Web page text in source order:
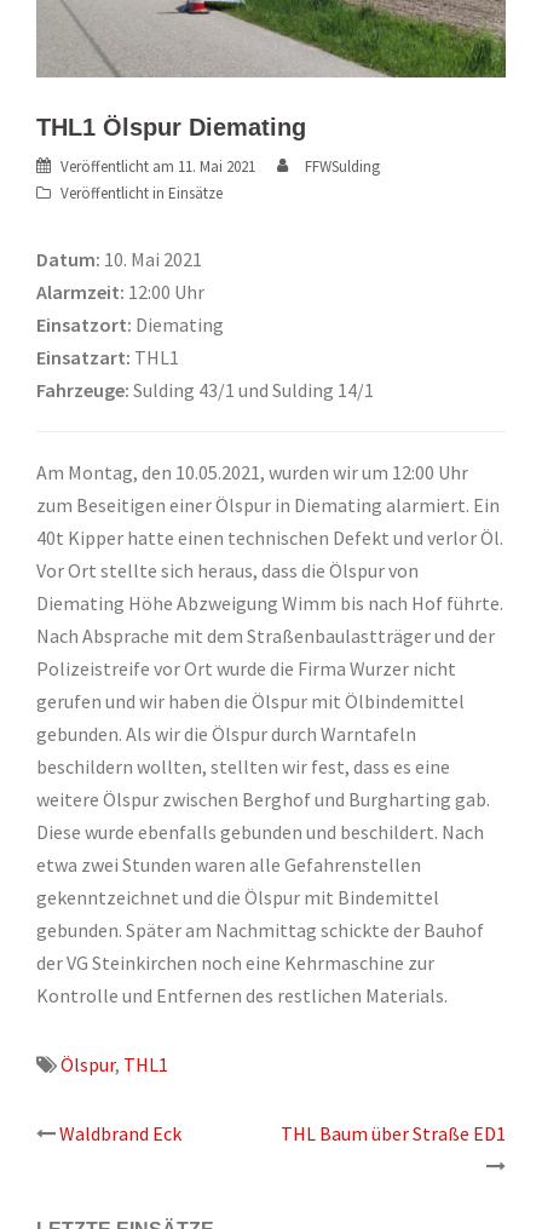
THL1 Ölspur Diemating
Veröffentlicht am 11. Mai 2021
FFWSulding
Veröffentlicht in Einsätze
Datum: 10. Mai 2021
Alarmzeit: 12:00 Uhr
Einsatzort: Diemating
Einsatzart: THL1
Fahrzeuge: Sulding 43/1 und Sulding 14/1
Am Montag, den 10.05.2021, wurden wir um 12:00 Uhr
zum Beseitigen einer Ölspur in Diemating alarmiert. Ein
40t Kipper hatte einen technischen Defekt und verlor Öl.
Vor Ort stellte sich heraus, dass die Ölspur von
Diemating Höhe Abzweigung Wimm bis nach Hof führte.
Nach Absprache mit dem Straßenbaulastträger und der
Polizeistreife vor Ort wurde die Firma Wurzer nicht
gerufen und wir haben die Ölspur mit Ölbindemittel
gebunden. Als wir die Ölspur durch Warntafeln
beschildern wollten, stellten wir fest, dass es eine
weitere Ölspur zwischen Berghof und Burgharting gab.
Diese wurde ebenfalls gebunden und beschildert. Nach
etwa zwei Stunden waren alle Gefahrenstellen
gekenntzeichnet und die Ölspur mit Bindemittel
gebunden. Später am Nachmittag schickte der Bauhof
der VG Steinkirchen noch eine Kehrmaschine zur
Kontrolle und Entfernen des restlichen Materials.
Ölspur, THL1
Beitrags-
Waldbrand Eck THL Baum über Straße ED1